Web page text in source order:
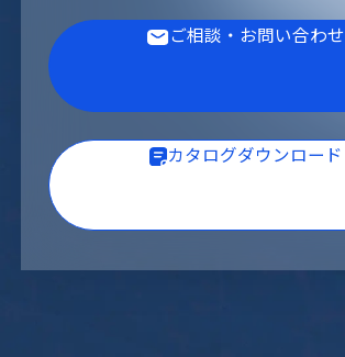
ご相談・お問い合わせ
カタログダウンロード